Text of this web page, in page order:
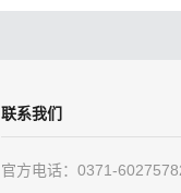
洛政办〔2012〕116号《洛阳市人民政府办公室关于开展消防安全网格化管理及重点消防工作督查的通知》
联系我们
官方电话：0371-